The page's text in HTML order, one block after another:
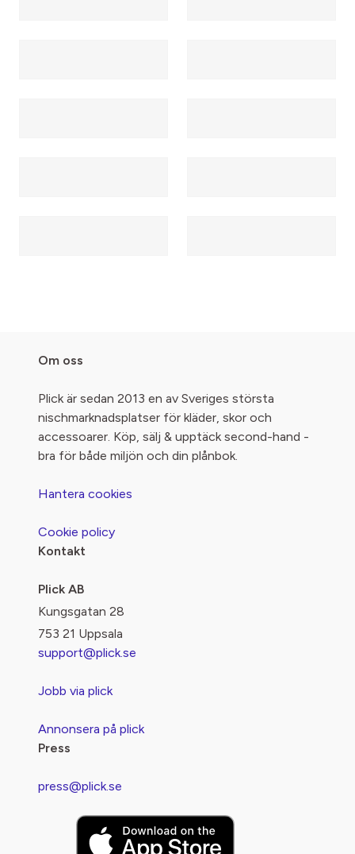
Om oss
Plick är sedan 2013 en av Sveriges största
nischmarknadsplatser för kläder, skor och
accessoarer. Köp, sälj & upptäck second-hand -
bra för både miljön och din plånbok.
Hantera cookies
Cookie policy
Kontakt
Plick AB
Kungsgatan 28
753 21 Uppsala
support@plick.se
Jobb via plick
Annonsera på plick
Press
press@plick.se